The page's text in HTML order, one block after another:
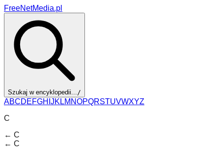
FreeNetMedia.pl
Szukaj w encyklopedii.../
ABCDEFGH JK LM NOPQRSTUVWXYZ
C
← C
← C